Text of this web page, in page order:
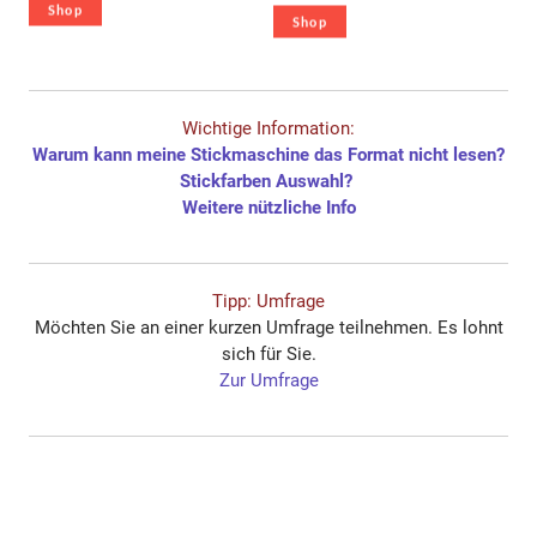
Shop
Shop
Wichtige Information:
Warum kann meine Stickmaschine das Format nicht lesen?
Stickfarben Auswahl?
​Weitere nützliche Info
Tipp: Umfrage
Möchten Sie an einer kurzen Umfrage teilnehmen. Es lohnt
sich für Sie.
Zur Umfrage